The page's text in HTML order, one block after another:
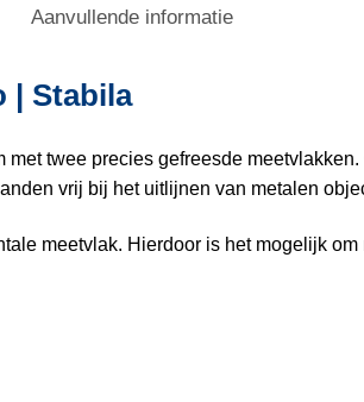
Aanvullende informatie
| Stabila
twee precies gefreesde
vrij bij het uitlijnen van metalen
meetvlak. Hierdoor is het mogelijk